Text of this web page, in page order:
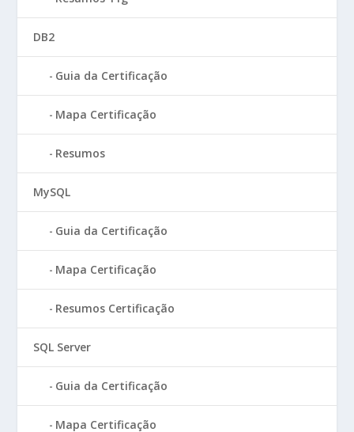
DB2
Guia da Certificação
Mapa Certificação
Resumos
MySQL
Guia da Certificação
Mapa Certificação
Resumos Certificação
SQL Server
Guia da Certificação
Mapa Certificação